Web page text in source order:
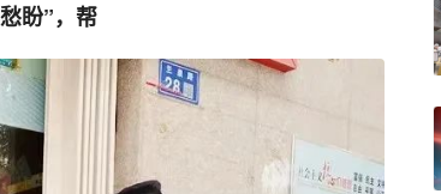
盼”，帮